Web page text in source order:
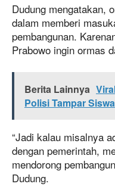
Dudung mengatakan,
dalam memberi
pembangunan.
Prabowo ingin ormas
Berita Lainnya
Polisi Tampar Siswa
“Jadi kalau misalnya
dengan pemerintah,
mendorong
Dudung.